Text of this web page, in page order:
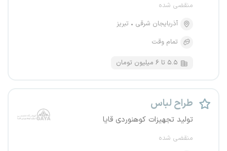
منقضی شده
آذربایجان شرقی
تبریز
تمام وقت
۵.۵ تا ۶ میلیون تومان
طراح لباس
تولید تجهیزات کوهنوردی قایا
منقضی شده